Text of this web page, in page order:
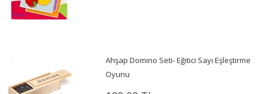
Ahşap Domino Seti- Eğitici Sayı Eşleştirme
Oyunu